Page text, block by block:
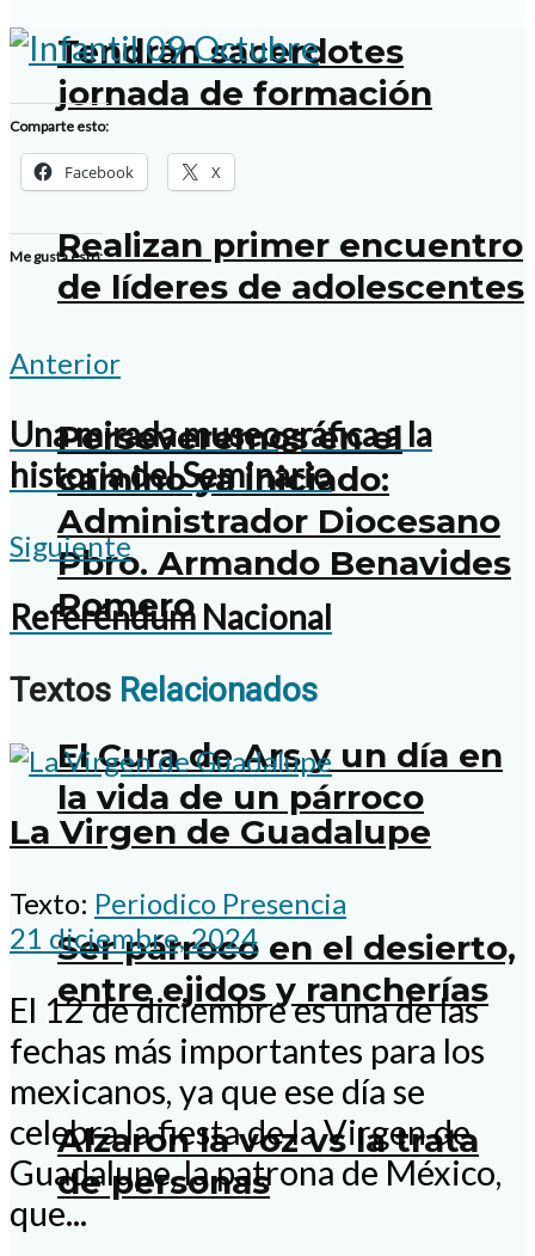
Tendrán sacerdotes
jornada de formación
Realizan primer encuentro
de líderes de adolescentes
Perseveremos en el
camino ya iniciado:
Administrador Diocesano
Pbro. Armando Benavides
Romero
El Cura de Ars y un día en
la vida de un párroco
Ser párroco en el desierto,
entre ejidos y rancherías
Alzaron la voz vs la trata
de personas
Comparte esto:
Facebook X
Me gusta esto:
Anterior
Una mirada museográfica a la
historia del Seminario
Siguiente
Referéndum Nacional
Textos Relacionados
La Virgen de Guadalupe
Texto: Periodico Presencia
21 diciembre, 2024
El 12 de diciembre es una de las
fechas más importantes para los
mexicanos, ya que ese día se
celebra la fiesta de la Virgen de
Guadalupe, la patrona de México,
que...